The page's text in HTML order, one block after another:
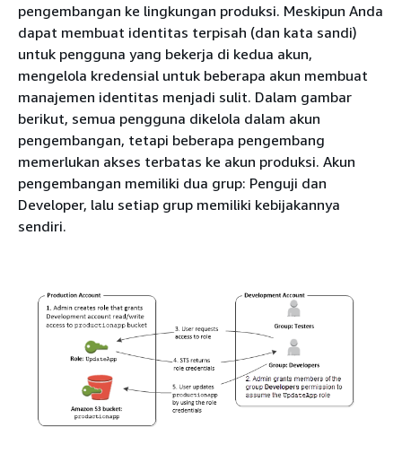
pengembangan ke lingkungan produksi. Meskipun Anda
dapat membuat identitas terpisah (dan kata sandi)
untuk pengguna yang bekerja di kedua akun,
mengelola kredensial untuk beberapa akun membuat
manajemen identitas menjadi sulit. Dalam gambar
berikut, semua pengguna dikelola dalam akun
pengembangan, tetapi beberapa pengembang
memerlukan akses terbatas ke akun produksi. Akun
pengembangan memiliki dua grup: Penguji dan
Developer, lalu setiap grup memiliki kebijakannya
sendiri.